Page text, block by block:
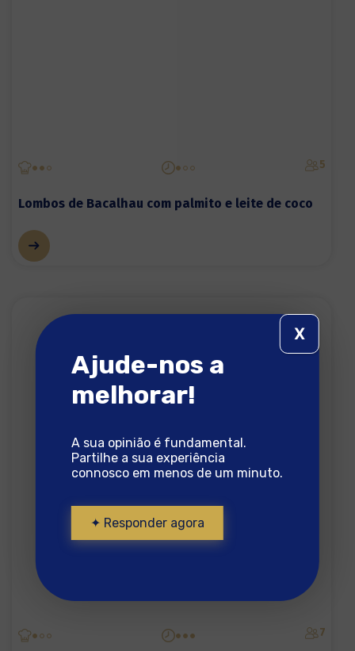
5
Lombos de Bacalhau com palmito e leite de coco
7
Ajude-nos a
melhorar!
A sua opinião é fundamental.
Partilhe a sua experiência
connosco em menos de um minuto.
✦ Responder agora
X